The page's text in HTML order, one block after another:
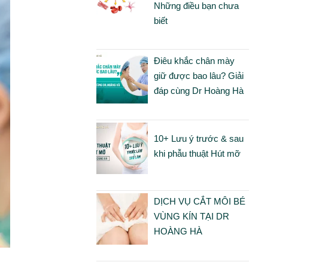
Những điều bạn chưa
biết
Điêu khắc chân mày
giữ được bao lâu? Giải
đáp cùng Dr Hoàng Hà
10+ Lưu ý trước & sau
khi phẫu thuật Hút mỡ
DỊCH VỤ CẮT MÔI BÉ
VÙNG KÍN TẠI DR
HOÀNG HÀ